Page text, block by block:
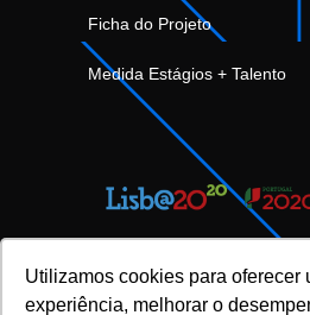
Utilizamos cookies para oferecer
experiência, melhorar o
Ficha do Projeto
Medida Estágios + Talento